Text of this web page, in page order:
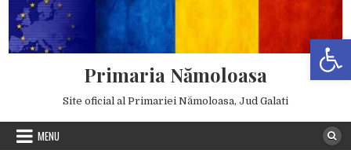
content
Primaria Nămoloasa
Site oficial al Primariei Nămoloasa, Jud Galati
MENU